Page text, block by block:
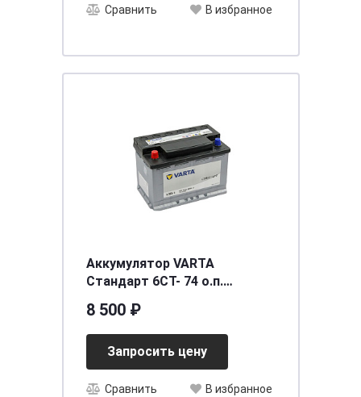
Сравнить В избранное
Аккумулятор VARTA
Стандарт 6СТ- 74 о.п.
8 500 ₽
Запросить цену
Сравнить В избранное